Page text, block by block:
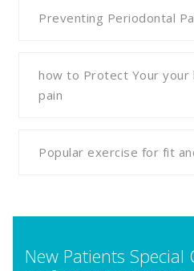
Preventing Periodontal
how to Protect Your your
pain
Popular exercise for fit
New Patients Special